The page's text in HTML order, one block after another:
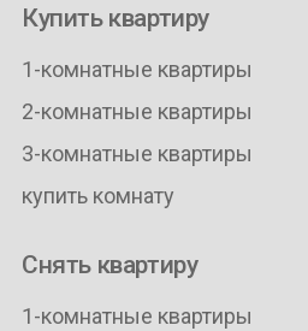
Купить квартиру
1-комнатные квартиры
2-комнатные квартиры
3-комнатные квартиры
купить комнату
Снять квартиру
1-комнатные квартиры